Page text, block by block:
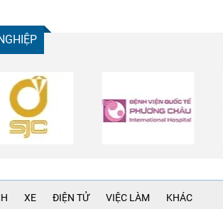
XE ĐIỆN TỬ VIỆC LÀM KHÁC